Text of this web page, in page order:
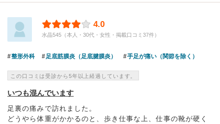
4.0
水晶545（本人・30代・女性・掲載口コミ37件）
整形外科 足底筋膜炎（足底腱膜炎） 手足が痛い（関節を除く）
この口コミは受診から5年以上経過しています。
いつも混んでいます
足裏の痛みで訪れました。
どうやら体重がかかるのと、歩き仕事な上、仕事の靴が硬く